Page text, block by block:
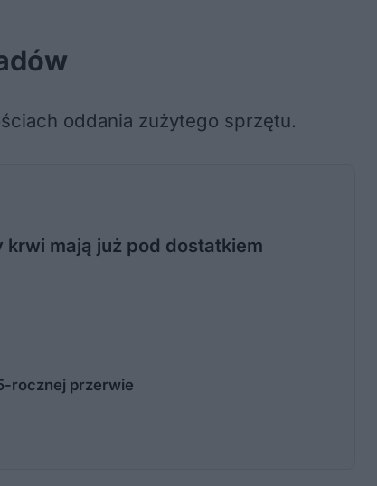
oddania zużytego sprzętu.
krwi mają już pod dostatkiem
rocznej przerwie